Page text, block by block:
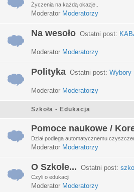
Życzenia na każdą okazje..
Moderator Moderatorzy
Na wesoło Ostatni post:
Moderator Moderatorzy
Polityka Ostatni post: Wybory
Moderator Moderatorzy
Szkoła - Edukacja
Pomoce naukowe /
Dział podlega automatycznemu
Moderator Moderatorzy
O Szkole... Ostatni post:
Czyli o edukacji
Moderator Moderatorzy